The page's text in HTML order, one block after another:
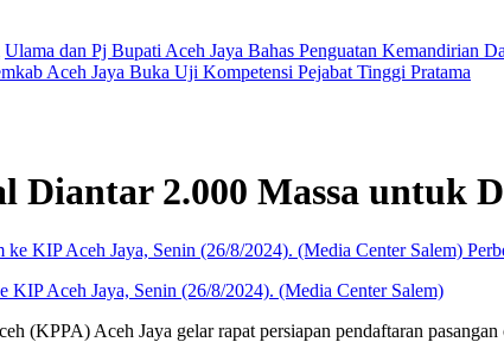
Ulama dan Pj Bupati Aceh Jaya Bahas Penguatan Kemandirian
Aceh Jaya Buka Uji Kompetensi Pejabat Tinggi Pratama
Diantar 2.000 Massa untuk
KIP Aceh Jaya, Senin (26/8/2024). (Media Center Salem)
(KPPA) Aceh Jaya gelar rapat persiapan pendaftaran